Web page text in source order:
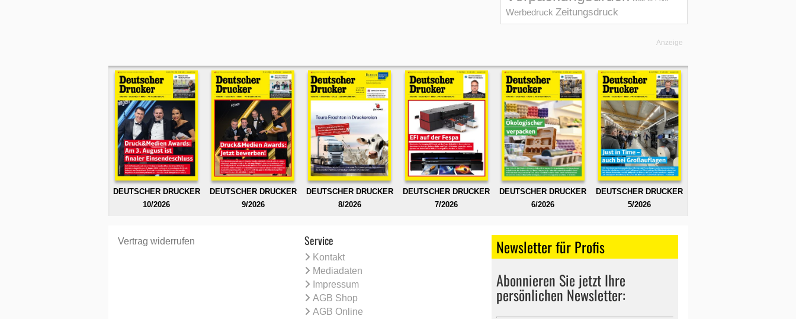
Werbedruck Zeitungsdruck
Anzeige
DEUTSCHER DRUCKER
10/2026
DEUTSCHER DRUCKER
9/2026
DEUTSCHER DRUCKER
8/2026
DEUTSCHER DRUCKER
7/2026
DEUTSCHER DRUCKER
6/2026
DEUTSCHER DRUCKER
5/2026
Vertrag widerrufen Service
Kontakt
Mediadaten
Impressum
AGB Shop
AGB Online
Newsletter für Profis
Abonnieren Sie jetzt Ihre
persönlichen Newsletter: